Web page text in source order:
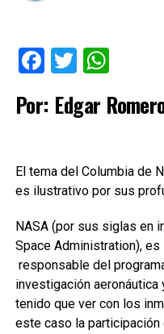
Facebook
Twitter
Por: Edgar
El tema del Columbia de
es ilustrativo por sus
NASA (por sus siglas en
Space Administration), es
responsable del
investigación
tenido que ver con los
este caso la